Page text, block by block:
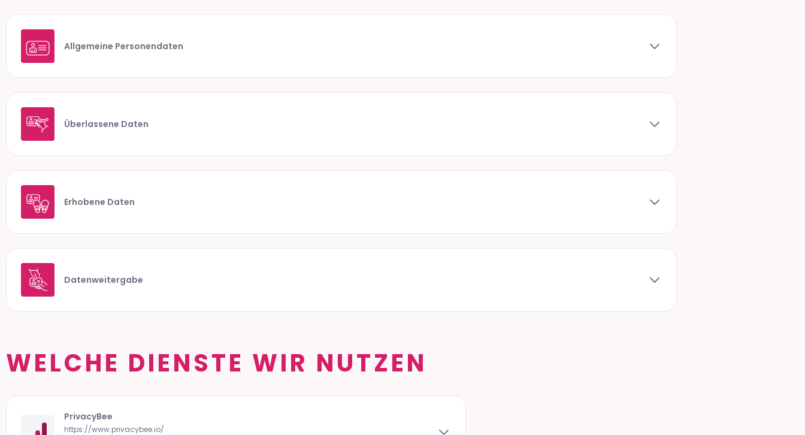
Allgemeine Personendaten
Überlassene Daten
Erhobene Daten
Datenweitergabe
WELCHE DIENSTE WIR NUTZEN
PrivacyBee
https://www.privacybee.io/